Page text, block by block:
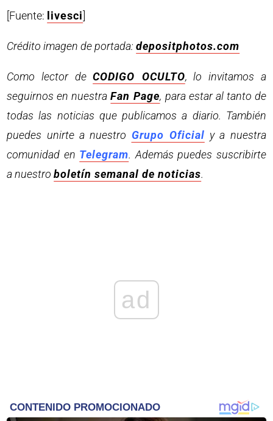
[Fuente: livesci]
Crédito imagen de portada:depositphotos.com
Como lector deCODIGO OCULTO, lo invitamos a
seguirnos en nuestraFan Page, para estar al tanto de
todas las noticias que publicamos a diario. También
puedes unirte a nuestro Grupo Oficial y a nuestra
comunidad en Telegram. Además puedes suscribirte
a nuestroboletín semanal de noticias.
ad